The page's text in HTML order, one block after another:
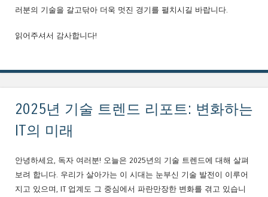
러분의 기술을 갈고닦아 더욱 멋진 경기를 펼치시길 바랍니다.
읽어주셔서 감사합니다!
2025년 기술 트렌드 리포트: 변화하는
IT의 미래
안녕하세요, 독자 여러분! 오늘은 2025년의 기술 트렌드에 대해 살펴
보려 합니다. 우리가 살아가는 이 시대는 눈부신 기술 발전이 이루어
지고 있으며, IT 업계도 그 중심에서 파란만장한 변화를 겪고 있습니